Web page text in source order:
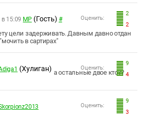
2
2
Оценить:
в 15:09 МР (Гость) #
цели задерживать. Давным давно отдан
в сартирах"
9
4
Оценить:
(Хулиган) а остальные двое кто??
9
3
Оценить: